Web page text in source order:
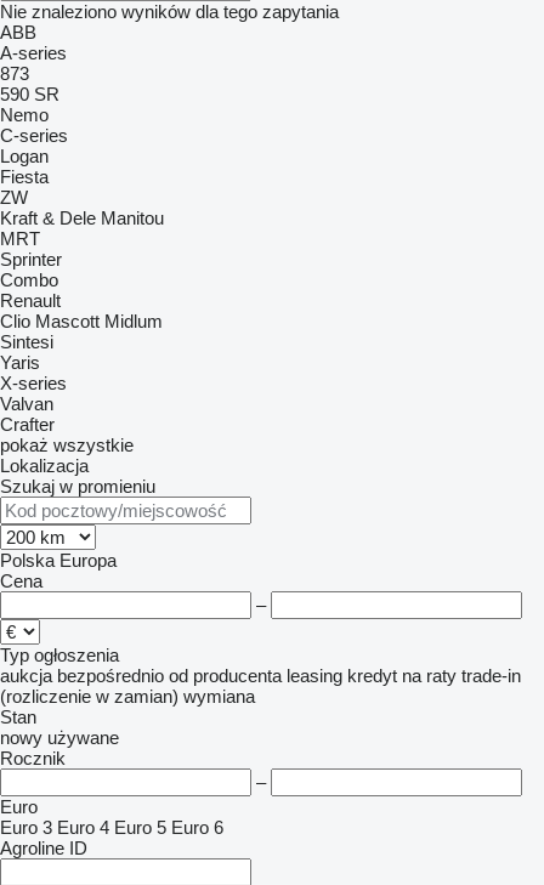
Nie znaleziono wyników dla tego zapytania
ABB
A-series
873
590 SR
Nemo
C-series
Logan
Fiesta
ZW
Kraft & Dele Manitou
MRT
Sprinter
Combo
Renault
Clio Mascott Midlum
Sintesi
Yaris
X-series
Valvan
Crafter
pokaż wszystkie
Lokalizacja
Szukaj w promieniu
Polska Europa
Cena
–
Typ ogłoszenia
aukcja bezpośrednio od producenta leasing kredyt na raty trade-in
(rozliczenie w zamian) wymiana
Stan
nowy używane
Rocznik
–
Euro
Euro 3 Euro 4 Euro 5 Euro 6
Agroline ID